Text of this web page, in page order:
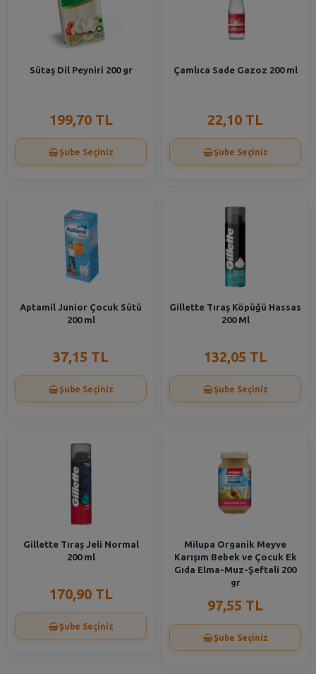
Sütaş Dil Peyniri 200 gr
199,70 TL
Şube Seçiniz
Çamlıca Sade Gazoz 200 ml
22,10 TL
Şube Seçiniz
Aptamil Junior Çocuk Sütü
200 ml
37,15 TL
Şube Seçiniz
Gillette Tıraş Köpüğü Hassas
200 Ml
132,05 TL
Şube Seçiniz
Gillette Tıraş Jeli Normal
200 ml
170,90 TL
Şube Seçiniz
Milupa Organik Meyve
Karışım Bebek ve Çocuk Ek
Gıda Elma-Muz-Şeftali 200
gr
97,55 TL
Şube Seçiniz